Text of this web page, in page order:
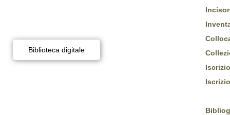
Biblioteca digitale